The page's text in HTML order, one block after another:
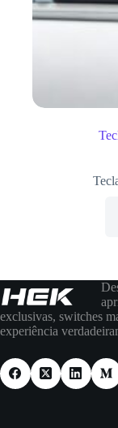
exclusivas, switches
experiência